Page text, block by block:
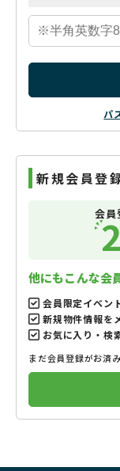
パ
新規会員登
会員
他にもこんな会
会員限定イベン
新規物件情報を
お気に入り・検
まだ会員登録がお済